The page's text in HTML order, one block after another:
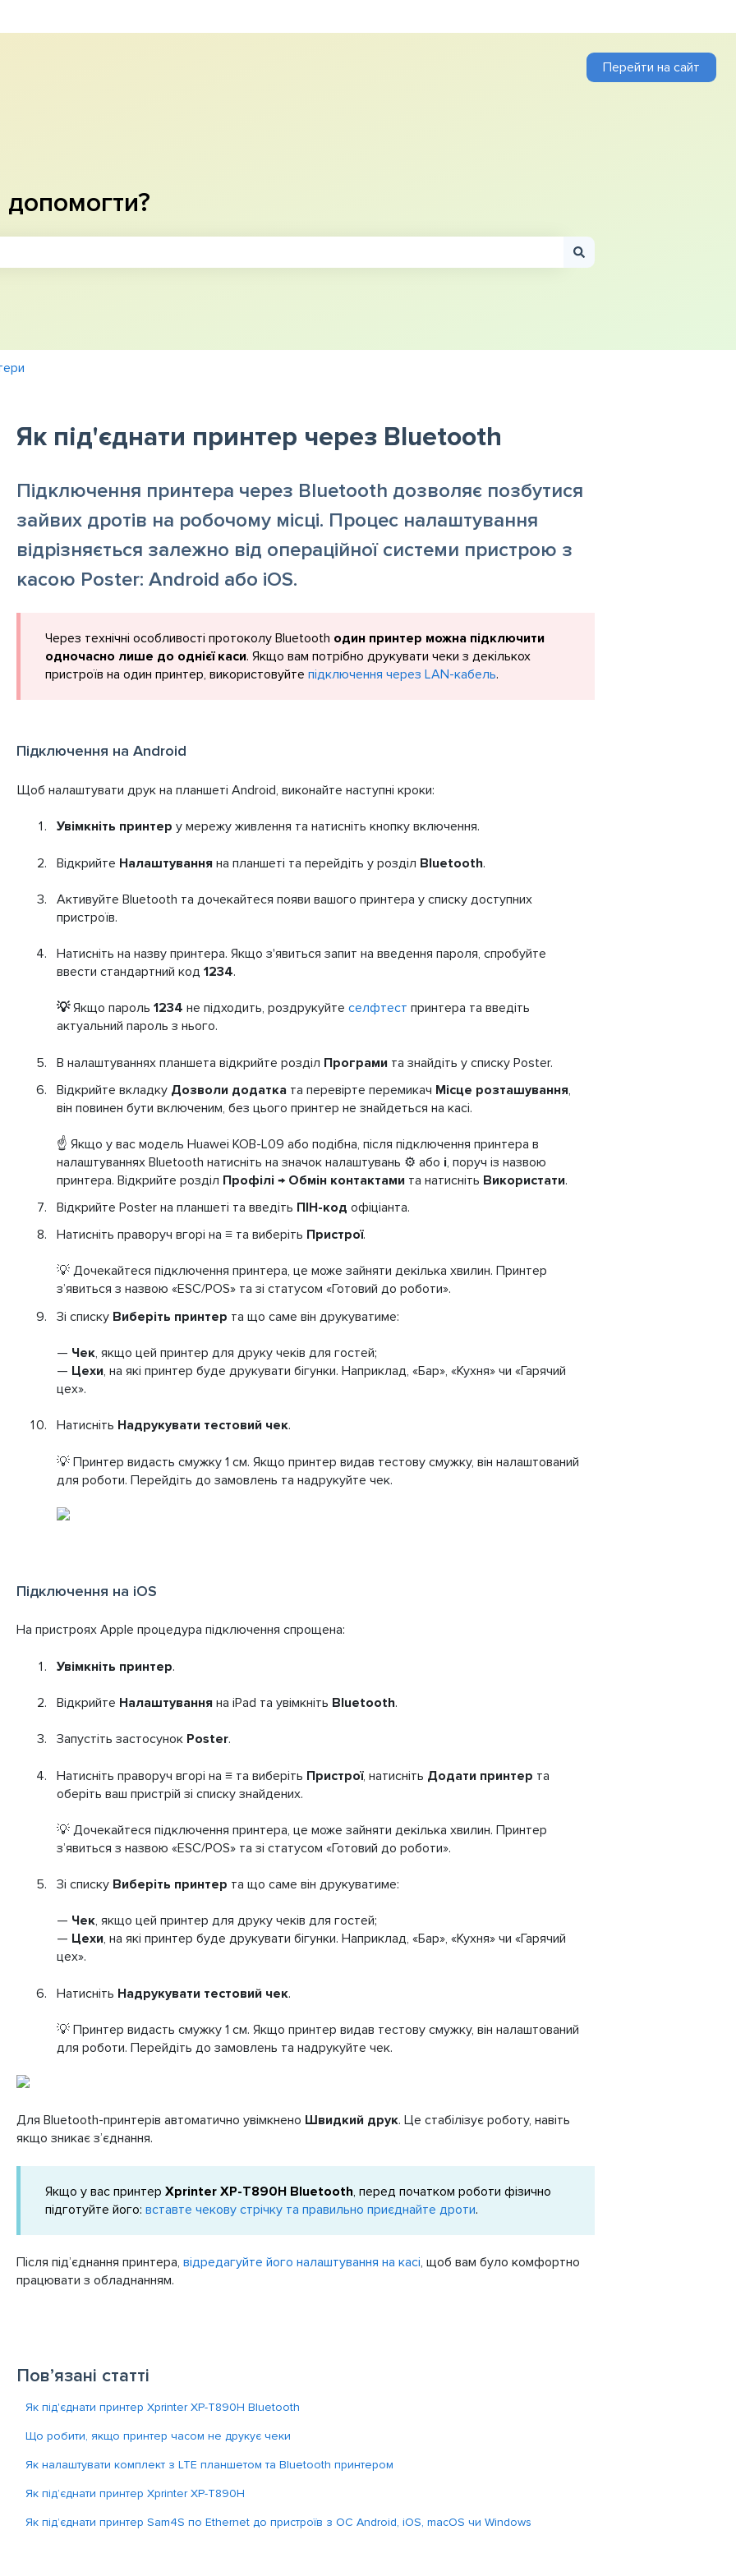
Перейти на сайт
Як під'єднати принтер через Bluetooth
Підключення принтера через Bluetooth дозволяє позбутися
зайвих дротів на робочому місці. Процес налаштування
відрізняється залежно від операційної системи пристрою з
касою Poster: Android або iOS.
Через технічні особливості протоколу Bluetooth один принтер можна підключити
одночасно лише до однієї каси. Якщо вам потрібно друкувати чеки з декількох
пристроїв на один принтер, використовуйте підключення через LAN-кабель.
Підключення на Android
Щоб налаштувати друк на планшеті Android, виконайте наступні кроки:
Увімкніть принтер у мережу живлення та натисніть кнопку включення.
Відкрийте Налаштуванняна планшеті та перейдіть у розділ Bluetooth.
Активуйте Bluetooth та дочекайтеся появи вашого принтера у списку доступних
пристроїв.
Натисніть на назву принтера. Якщо з'явиться запит на введення пароля, спробуйте
ввести стандартний код 1234.
💡Якщо пароль 1234 не підходить, роздрукуйте селфтест принтера та введіть
актуальний пароль з нього.
В налаштуваннях планшета відкрийте розділ Програмита знайдіть у списку Poster.
Відкрийте вкладку Дозволи додатката перевірте перемикач Місце розташування,
він повинен бути включеним, без цього принтер не знайдеться на касі.
☝️ Якщо у вас модель Huawei KOB-L09 або подібна, після підключення принтера в
налаштуваннях Bluetooth натисніть на значок налаштувань ⚙️ або i, поруч із назвою
принтера. Відкрийте розділ Профілі→ Обмін контактамита натисніть Використати.
Відкрийте Poster на планшеті та введіть ПІН-код офіціанта.
Натисніть праворуч вгорі на ≡ та виберіть Пристрої.
💡 Дочекайтеся підключення принтера, це може зайняти декілька хвилин. Принтер
зʼявиться з назвою «ESC/POS» та зі статусом «Готовий до роботи».
Зі списку Виберіть принтер та що саме він друкуватиме:
— Чек, якщо цей принтер для друку чеків для гостей;
— Цехи, на які принтер буде друкувати бігунки. Наприклад, «Бар», «Кухня» чи «Гарячий
цех».
Натисніть Надрукувати тестовий чек.
💡 Принтер видасть смужку 1 см. Якщо принтер видав тестову смужку, він налаштований
для роботи. Перейдіть до замовлень та надрукуйте чек.
Підключення на iOS
На пристроях Apple процедура підключення спрощена:
Увімкніть принтер.
Відкрийте Налаштуванняна iPad та увімкніть Bluetooth.
Запустіть застосунок Poster.
Натисніть праворуч вгорі на ≡ та виберіть Пристрої, натисніть Додати принтер та
оберіть ваш пристрій зі списку знайдених.
💡 Дочекайтеся підключення принтера, це може зайняти декілька хвилин. Принтер
зʼявиться з назвою «ESC/POS» та зі статусом «Готовий до роботи».
Зі списку Виберіть принтер та що саме він друкуватиме:
— Чек, якщо цей принтер для друку чеків для гостей;
— Цехи, на які принтер буде друкувати бігунки. Наприклад, «Бар», «Кухня» чи «Гарячий
цех».
Натисніть Надрукувати тестовий чек.
💡 Принтер видасть смужку 1 см. Якщо принтер видав тестову смужку, він налаштований
для роботи. Перейдіть до замовлень та надрукуйте чек.
Для Bluetooth-принтерів автоматично увімкнено Швидкий друк. Це стабілізує роботу, навіть
якщо зникає з’єднання.
Якщо у вас принтер Xprinter XP-T890H Bluetooth, перед початком роботи фізично
підготуйте його: вставте чекову стрічку та правильно приєднайте дроти.
Після підʼєднання принтера, відредагуйте його налаштування на касі, щоб вам було комфортно
працювати з обладнанням.
Пов’язані статті
Як під'єднати принтер Xprinter XP-T890H Bluetooth
Що робити, якщо принтер часом не друкує чеки
Як налаштувати комплект з LTE планшетом та Bluetooth принтером
Як під’єднати принтер Xprinter XP-T890H
Як під’єднати принтер Sam4S по Ethernet до пристроїв з ОС Android, iOS, macOS чи Windows